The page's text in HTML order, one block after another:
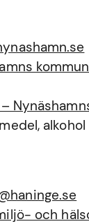
kommun
och